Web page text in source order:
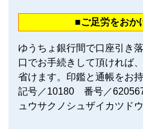
■ご足労をおか
ゆうちょ銀行間で口座引き
口でお手続きして頂ければ
省けます。印鑑と通帳をお持
記号／10180 番号／
ュウサクノシュザイカツド